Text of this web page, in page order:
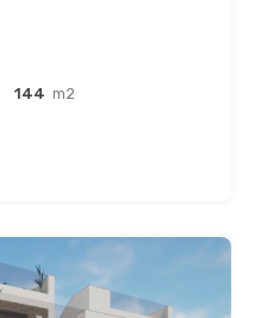
144 m2